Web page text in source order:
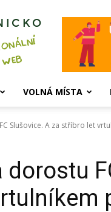
VOLNÁ MÍSTA
Slušovice. A za stříbro let
dorostu